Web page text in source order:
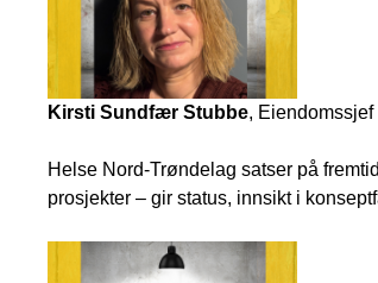
Kirsti Sundfær Stubbe,
Helse Nord-Trøndelag satser på
prosjekter – gir status, innsikt i